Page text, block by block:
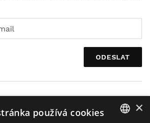
ODESLAT
×
používá cookies